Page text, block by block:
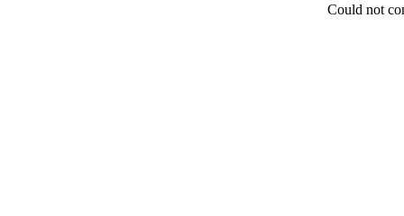
Could not